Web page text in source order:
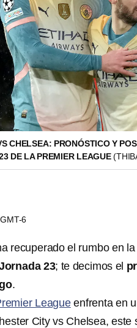
CHELSEA: PRONÓSTICO Y
DE LA PREMIER LEAGUE
6
recuperado el rumbo en la
23; te decimos el
.
Leagueenfrenta en
City vs Chelsea, este